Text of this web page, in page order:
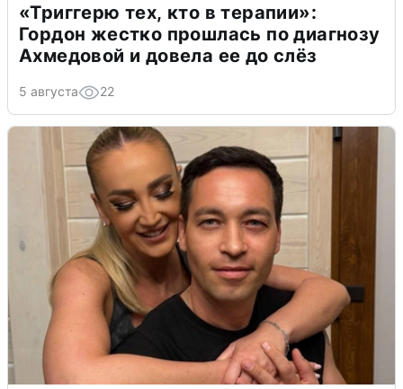
«Триггерю тех, кто в терапии»:
Гордон жестко прошлась по диагнозу
Ахмедовой и довела ее до слёз
5 августа 22